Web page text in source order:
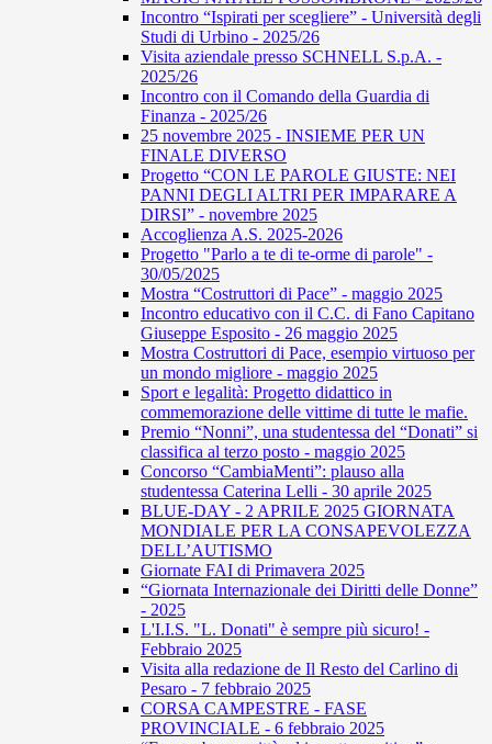
Incontro “Ispirati per scegliere” - Università degli
Studi di Urbino - 2025/26
Visita aziendale presso SCHNELL S.p.A. -
2025/26
Incontro con il Comando della Guardia di
Finanza - 2025/26
25 novembre 2025 - INSIEME PER UN
FINALE DIVERSO
Progetto “CON LE PAROLE GIUSTE: NEI
PANNI DEGLI ALTRI PER IMPARARE A
DIRSI” - novembre 2025
Accoglienza A.S. 2025-2026
Progetto "Parlo a te di te-orme di parole" -
30/05/2025
Mostra “Costruttori di Pace” - maggio 2025
Incontro educativo con il C.C. di Fano Capitano
Giuseppe Esposito - 26 maggio 2025
Mostra Costruttori di Pace, esempio virtuoso per
un mondo migliore - maggio 2025
Sport e legalità: Progetto didattico in
commemorazione delle vittime di tutte le mafie.
Premio “Nonni”, una studentessa del “Donati” si
classifica al terzo posto - maggio 2025
Concorso “CambiaMenti”: plauso alla
studentessa Caterina Lelli - 30 aprile 2025
BLUE-DAY - 2 APRILE 2025 GIORNATA
MONDIALE PER LA CONSAPEVOLEZZA
DELL’AUTISMO
Giornate FAI di Primavera 2025
“Giornata Internazionale dei Diritti delle Donne”
- 2025
L'I.I.S. "L. Donati" è sempre più sicuro! -
Febbraio 2025
Visita alla redazione de Il Resto del Carlino di
Pesaro - 7 febbraio 2025
CORSA CAMPESTRE - FASE
PROVINCIALE - 6 febbraio 2025